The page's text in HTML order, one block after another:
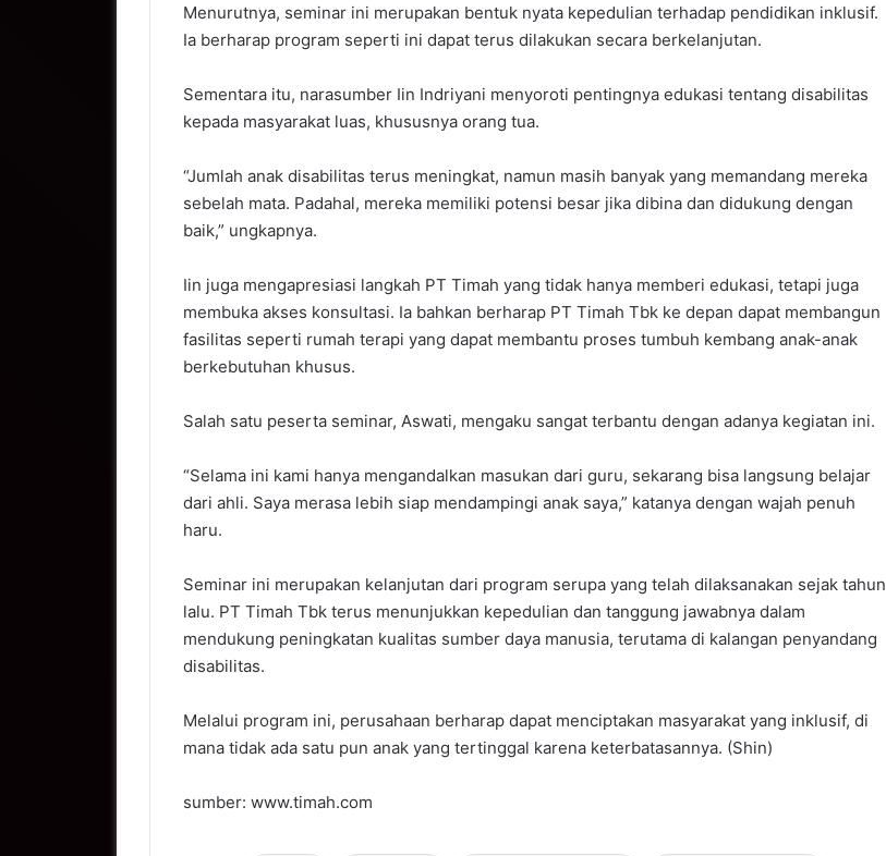
Menurutnya, seminar ini merupakan bentuk nyata kepedulian terhadap pendidikan inklusif.
Ia berharap program seperti ini dapat terus dilakukan secara berkelanjutan.
Sementara itu, narasumber Iin Indriyani menyoroti pentingnya edukasi tentang disabilitas
kepada masyarakat luas, khususnya orang tua.
“Jumlah anak disabilitas terus meningkat, namun masih banyak yang memandang mereka
sebelah mata. Padahal, mereka memiliki potensi besar jika dibina dan didukung dengan
baik,” ungkapnya.
Iin juga mengapresiasi langkah PT Timah yang tidak hanya memberi edukasi, tetapi juga
membuka akses konsultasi. Ia bahkan berharap PT Timah Tbk ke depan dapat membangun
fasilitas seperti rumah terapi yang dapat membantu proses tumbuh kembang anak-anak
berkebutuhan khusus.
Salah satu peserta seminar, Aswati, mengaku sangat terbantu dengan adanya kegiatan ini.
“Selama ini kami hanya mengandalkan masukan dari guru, sekarang bisa langsung belajar
dari ahli. Saya merasa lebih siap mendampingi anak saya,” katanya dengan wajah penuh
haru.
Seminar ini merupakan kelanjutan dari program serupa yang telah dilaksanakan sejak tahun
lalu. PT Timah Tbk terus menunjukkan kepedulian dan tanggung jawabnya dalam
mendukung peningkatan kualitas sumber daya manusia, terutama di kalangan penyandang
disabilitas.
Melalui program ini, perusahaan berharap dapat menciptakan masyarakat yang inklusif, di
mana tidak ada satu pun anak yang tertinggal karena keterbatasannya. (Shin)
sumber: www.timah.com